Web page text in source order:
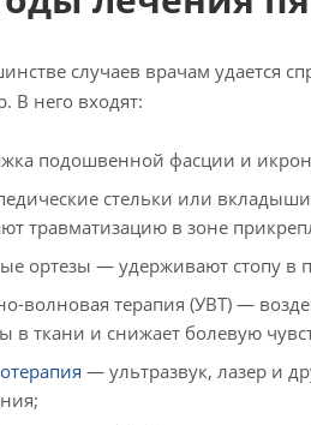
случаев врачам удается
В него входят:
подошвенной фасции и
стельки или
травматизацию в зоне
ортезы — удерживают стопу в
волновая терапия (УВТ) —
в ткани и снижает болевую
— ультразвук, лазер и